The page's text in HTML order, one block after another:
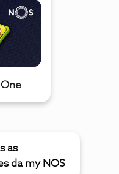
as
da my NOS